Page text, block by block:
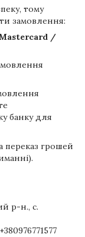
тому
замовлення:
/
банку для
переказ грошей
р-н., с.